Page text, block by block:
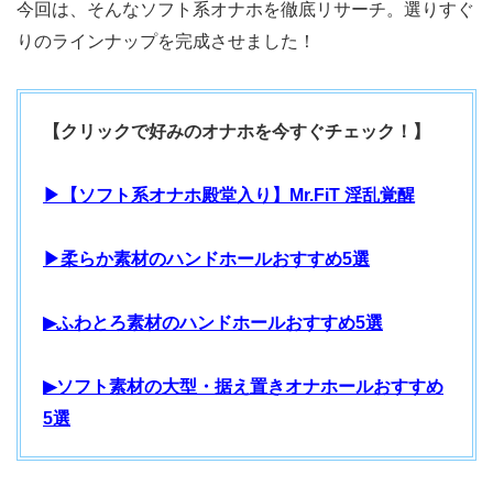
今回は、そんなソフト系オナホを徹底リサーチ。選りすぐ
りのラインナップを完成させました！
【クリックで好みのオナホを今すぐチェック！】
▶【ソフト系オナホ殿堂入り】Mr.FiT 淫乱覚醒
▶柔らか素材のハンドホールおすすめ5選
▶ふわとろ素材のハンドホールおすすめ5選
▶ソフト素材の大型・据え置きオナホールおすすめ
5選